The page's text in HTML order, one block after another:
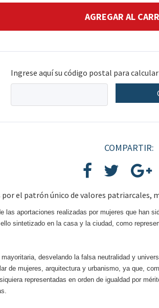
Ingrese aquí su código postal para
COMPARTIR:
el patrón único de valores patriarcales,
aportaciones realizadas por mujeres que han
sintetizado en la casa y la ciudad, como
desvelando la falsa neutralidad y
mujeres, arquitectura y urbanismo, ya que,
representadas en orden de igualdad por